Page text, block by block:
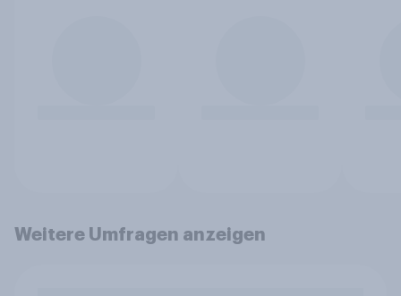
Weitere Umfragen anzeigen